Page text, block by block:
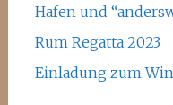
Hafen und
Rum Regatta 2023
Einladung zum